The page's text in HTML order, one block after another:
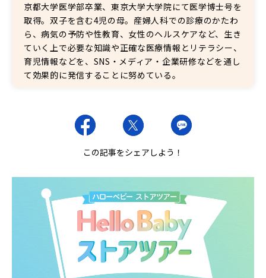
京都大学医学部卒業、東京大学大学院にて医学博士号を
取得。双子を含む4児の母。産婦人科での診療のかたわ
ら、病気の予防や性教育、女性のヘルスケアなど、生き
ていく上で必要な知識や正確な医療情報とリテラシー、
育児情報などを、SNS・メディア・企業研修などを通し
て効果的に発信することに努めている。
この記事をシェアしよう！